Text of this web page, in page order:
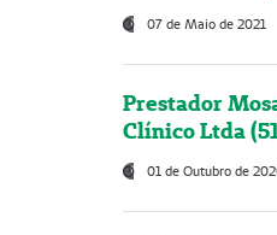
07 de Maio de 2021
Prestador
Clínico Ltda
01 de Outubro de